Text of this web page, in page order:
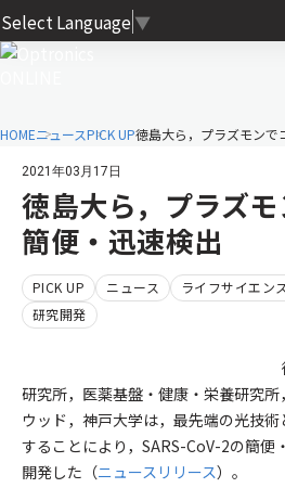
Select Language ▼
HOMEニュースPICK UP徳島大ら，プラズモンで
2021年03月17日
徳島大ら，プラズ
簡便・迅速検出
PICK UP ニュース ライフサイエンス
研究開発
研究所，医薬基盤・健康・栄養研究
ウッド，神戸大学は，最先端の光技
することにより，SARS-CoV-2の簡便
開発した（ニュースリリース）。